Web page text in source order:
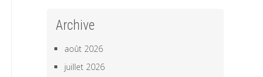
Archive
août 2026
juillet 2026